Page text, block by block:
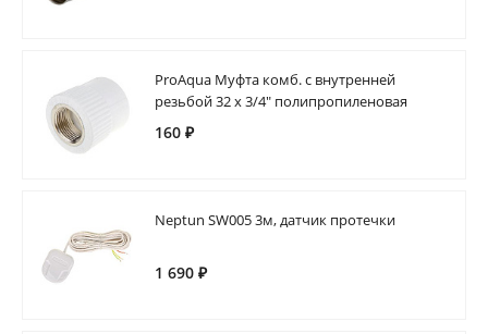
ProAqua Муфта комб. с внутренней
резьбой 32 х 3/4" полипропиленовая
160 ₽
Neptun SW005 3м, датчик протечки
1 690 ₽